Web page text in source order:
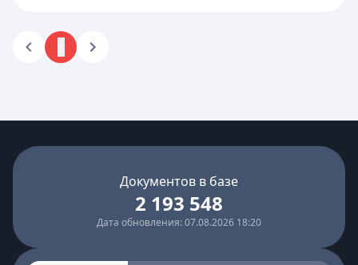
Документов в базе
2 193 548
Дата обновления: 07.08.2026 18:20